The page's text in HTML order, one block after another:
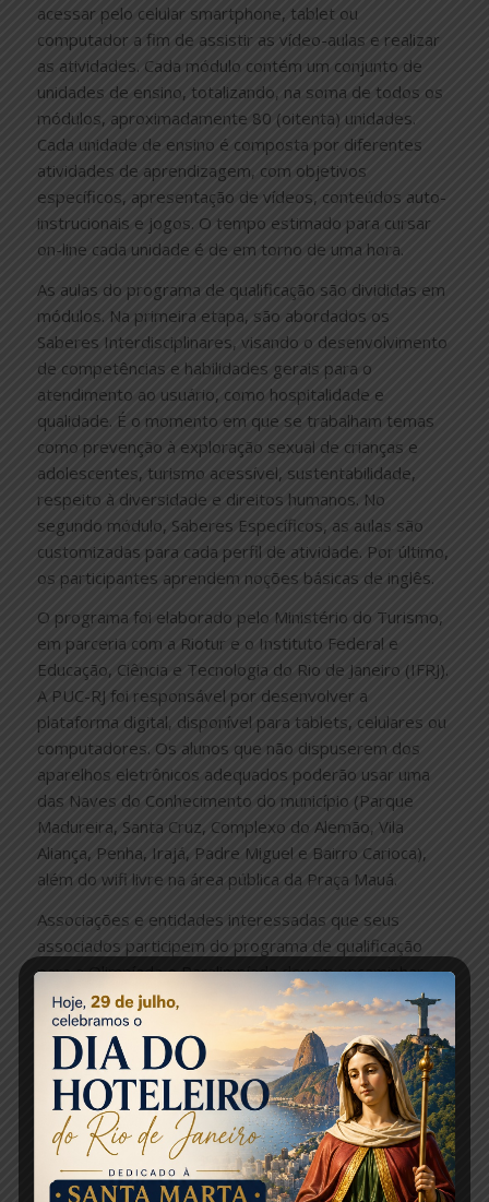
acessar pelo celular smartphone, tablet ou
computador a fim de assistir as vídeo-aulas e realizar
as atividades. Cada módulo contém um conjunto de
unidades de ensino, totalizando, na soma de todos os
módulos, aproximadamente 80 (oitenta) unidades.
Cada unidade de ensino é composta por diferentes
atividades de aprendizagem, com objetivos
específicos, apresentação de vídeos, conteúdos auto-
instrucionais e jogos. O tempo estimado para cursar
on-line cada unidade é de em torno de uma hora.
As aulas do programa de qualificação são divididas em
módulos. Na primeira etapa, são abordados os
Saberes Interdisciplinares, visando o desenvolvimento
de competências e habilidades gerais para o
atendimento ao usuário, como hospitalidade e
qualidade. É o momento em que se trabalham temas
como prevenção à exploração sexual de crianças e
adolescentes, turismo acessível, sustentabilidade,
respeito à diversidade e direitos humanos. No
segundo módulo, Saberes Específicos, as aulas são
customizadas para cada perfil de atividade. Por último,
os participantes aprendem noções básicas de inglês.
O programa foi elaborado pelo Ministério do Turismo,
em parceria com a Riotur e o Instituto Federal e
Educação, Ciência e Tecnologia do Rio de Janeiro (IFRJ).
A PUC-RJ foi responsável por desenvolver a
plataforma digital, disponível para tablets, celulares ou
computadores. Os alunos que não dispuserem dos
aparelhos eletrônicos adequados poderão usar uma
das Naves do Conhecimento do município (Parque
Madureira, Santa Cruz, Complexo do Alemão, Vila
Aliança, Penha, Irajá, Padre Miguel e Bairro Carioca),
além do wifi livre na área pública da Praça Mauá.
Associações e entidades interessadas que seus
associados participem do programa de qualificação
para a Olimpíada e Paralimpíada devem encaminhar
para o email rio2016.canal.bracos.abertos@gmail.com
a listagem dos candidatos – nome, CPF e e-mail até o
fim do mês de maio. A partir desta inscrição inicial, o
participante receberá em seu e-mail o endereço da
plataforma de aprendizagem, as informações com um
passo a passo e terá seu acesso liberado para iniciar o
curso.
Programa de qualificação: 9 mil vagas